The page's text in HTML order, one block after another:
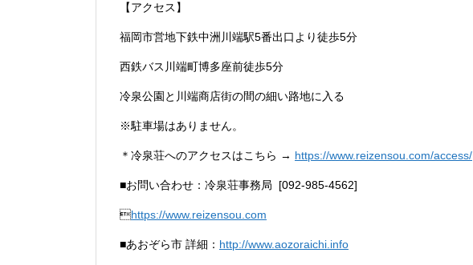
【アクセス】
福岡市営地下鉄中洲川端駅5番出口より徒歩5分
西鉄バス川端町博多座前徒歩5分
冷泉公園と川端商店街の間の細い路地に入る
※駐車場はありません。
＊冷泉荘へのアクセスはこちら → https://www.reizensou.com/access/
■お問い合わせ：冷泉荘事務局 [092-985-4562]
https://www.reizensou.com
■あおぞら市 詳細： http://www.aozoraichi.info